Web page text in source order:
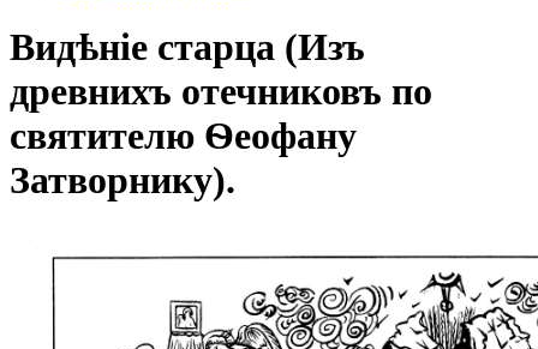
Видѣніе старца (Изъ
древнихъ отечниковъ по
святителю Ѳеофану
Затворнику).